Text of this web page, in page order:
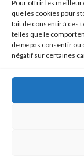
Pour offrir les
que les cookies pour
fait de consentir à ces
telles que le
de ne pas consentir
négatif sur certaines
Soirée d’été
Descente en caisse
caisses à savon !!!
SIEGEL :: Studio